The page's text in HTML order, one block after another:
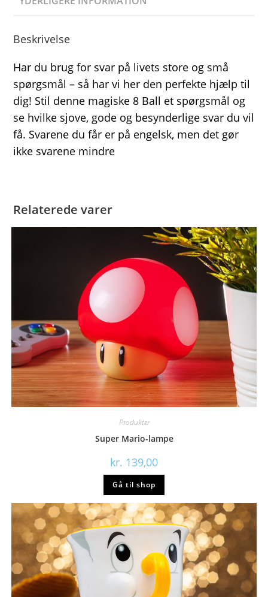
Beskrivelse
Har du brug for svar på livets store og små
spørgsmål – så har vi her den perfekte hjælp til
dig! Stil denne magiske 8 Ball et spørgsmål og
se hvilke sjove, gode og besynderlige svar du vil
få. Svarene du får er på engelsk, men det gør
ikke svarene mindre
Relaterede varer
Produkter
Super Mario-lampe
kr. 139,00
Gå til shop